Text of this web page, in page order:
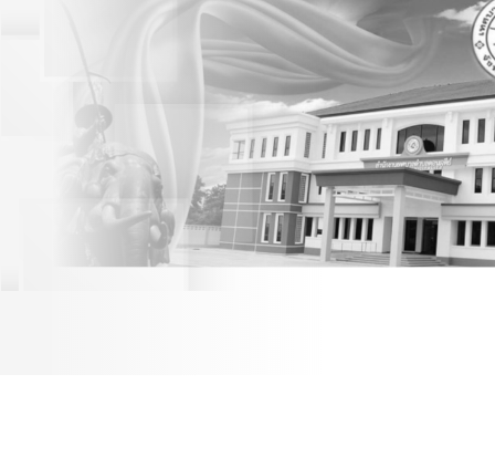
ประกาศเทศบาลตำบล
ดอนเจดีย์เรื่องหลักเกณฑ์
5ส 14/01/64